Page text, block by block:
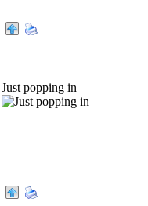
Just popping in